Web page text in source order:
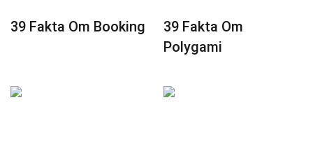
39 Fakta Om Booking
39 Fakta Om
Polygami